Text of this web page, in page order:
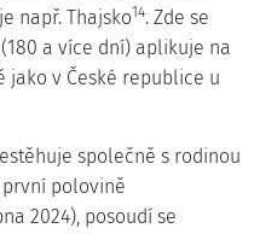
např. Thajsko14. Zde se
a více dní) aplikuje na
jako v České republice u
společně s rodinou
první polovině
2024), posoudí se